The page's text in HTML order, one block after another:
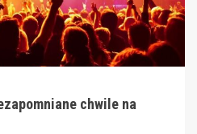
chwile na